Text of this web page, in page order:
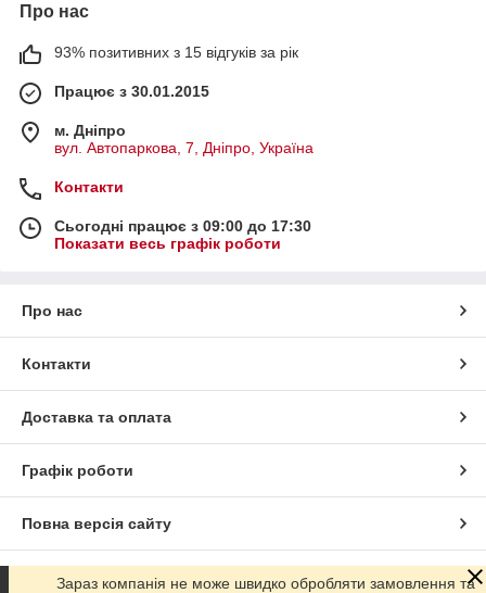
Про нас
93% позитивних з 15 відгуків за рік
Працює з 30.01.2015
м. Дніпро
вул. Автопаркова, 7, Дніпро, Україна
Контакти
Сьогодні працює з 09:00 до 17:30
Показати весь графік роботи
Про нас
Контакти
Доставка та оплата
Графік роботи
Повна версія сайту
Сайт створено на маркетплейсі Prom.ua
Зараз компанія не може швидко обробляти замовлення та